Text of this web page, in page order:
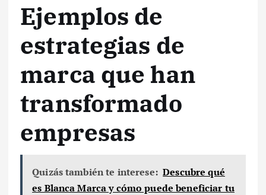
Ejemplos de
estrategias de
marca que han
transformado
empresas
Quizás también te interese: Descubre qué
es Blanca Marca y cómo puede beneficiar tu